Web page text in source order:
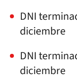
DNI
diciembre
DNI
diciembre